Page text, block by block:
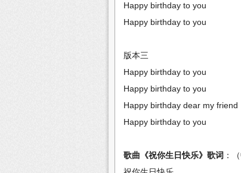
Happy birthday to you
Happy birthday to you
版本三
Happy birthday to you
Happy birthday to you
Happy birthday dear my friend
Happy birthday to you
歌曲《祝你生日快乐》歌词 ：